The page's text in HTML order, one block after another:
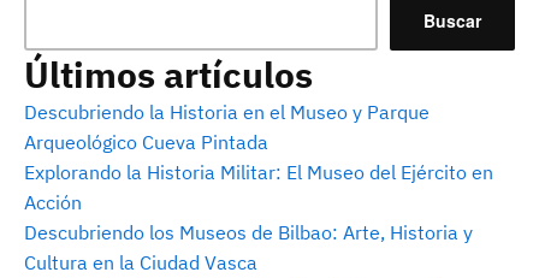
Buscar
Últimos artículos
Descubriendo la Historia en el Museo y Parque
Arqueológico Cueva Pintada
Explorando la Historia Militar: El Museo del Ejército en
Acción
Descubriendo los Museos de Bilbao: Arte, Historia y
Cultura en la Ciudad Vasca